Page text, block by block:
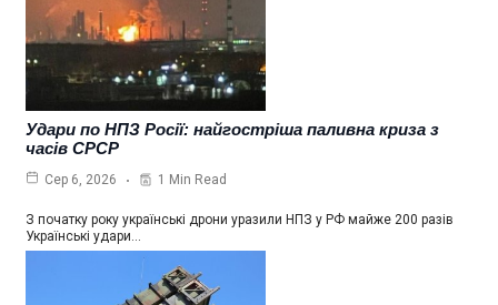
Удари по НПЗ Росії: найгостріша паливна криза з
часів СРСР
Сер 6, 2026 1 Min Read
З початку року українські дрони уразили НПЗ у РФ майже 200 разів
Українські удари…